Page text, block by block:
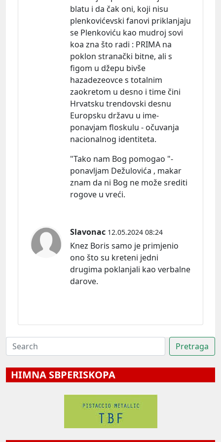
blatu i da čak oni, koji nisu
plenkovićevski fanovi priklanjaju
se Plenkoviću kao mudroj sovi
koa zna što radi : PRIMA na
poklon stranački bitne, ali s
figom u džepu bivše
hazadezeovce s totalnim
zaokretom u desno i time čini
Hrvatsku trendovski desnu
Europsku državu u ime-
ponavjam floskulu - očuvanja
nacionalnog identiteta.
"Tako nam Bog pomogao "-
ponavljam Dežulovića , makar
znam da ni Bog ne može srediti
rogove u vreći.
Slavonac 12.05.2024 08:24
Knez Boris samo je primjenio
ono što su kreteni jedni
drugima poklanjali kao verbalne
darove.
HIMNA SBPERISKOPA